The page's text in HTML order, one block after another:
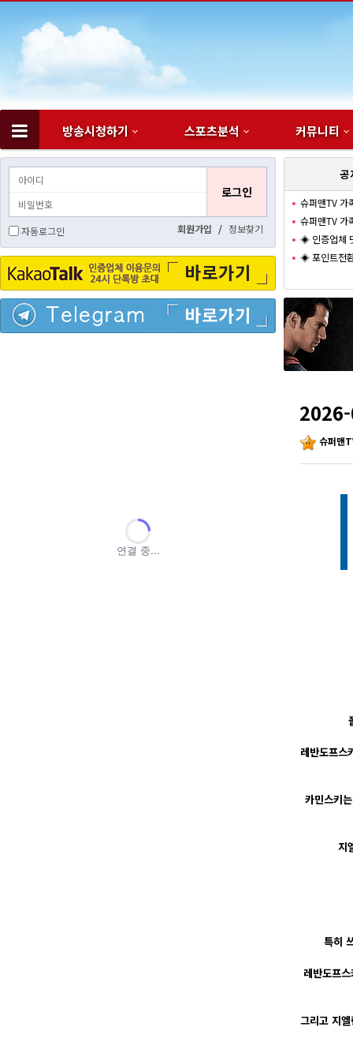
방송시청하기 스포츠분석 커뮤니티
하위분류
자동로그인 회원가입 / 정보찾기
바로가기
바로가기
공
슈퍼맨티비
슈퍼맨티비
※ 슈퍼맨TV
※ 슈퍼맨TV
2026-
슈퍼맨
레반도프스
카민스키
지
특히
레반도프
그리고 지